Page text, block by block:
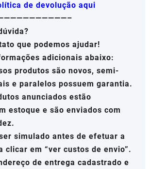
de devolução aqui
que podemos ajudar!
adicionais abaixo:
produtos são novos, semi-
e paralelos possuem garantia.
anunciados estão
estoque e são enviados com
simulado antes de efetuar a
clicar em “ver custos de envio”.
de entrega cadastrado e